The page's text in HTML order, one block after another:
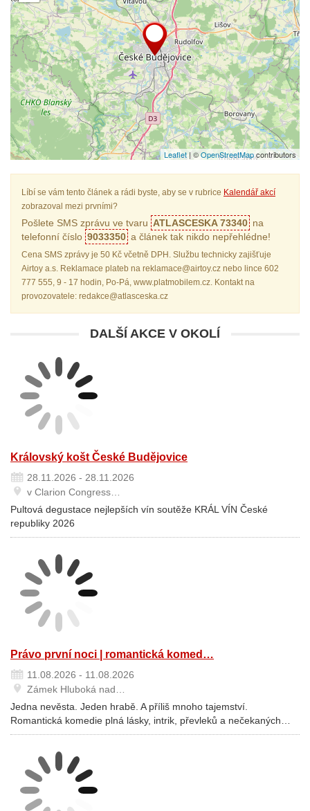
Leaflet | ©OpenStreetMapcontributors
Líbí se vám tento článek a rádi byste, aby se v rubrice Kalendář akcí
zobrazoval mezi prvními?
Pošlete SMS zprávu ve tvaru ATLASCESKA 73340 na
telefonní číslo 9033350 a článek tak nikdo nepřehlédne!
Cena SMS zprávy je 50 Kč včetně DPH. Službu technicky zajišťuje
Airtoy a.s. Reklamace plateb na reklamace@airtoy.cz nebo lince 602
777 555, 9 - 17 hodin, Po-Pá, www.platmobilem.cz. Kontakt na
provozovatele: redakce@atlasceska.cz
DALŠÍ AKCE V OKOLÍ
Královský košt České Budějovice
28.11.2026 - 28.11.2026
v Clarion Congress…
Pultová degustace nejlepších vín soutěže KRÁL VÍN České
republiky 2026
Právo první noci | romantická komed…
11.08.2026 - 11.08.2026
Zámek Hluboká nad…
Jedna nevěsta. Jeden hrabě. A příliš mnoho tajemství.
Romantická komedie plná lásky, intrik, převleků a nečekaných…